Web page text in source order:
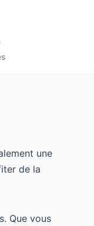
une
de la
Que vous